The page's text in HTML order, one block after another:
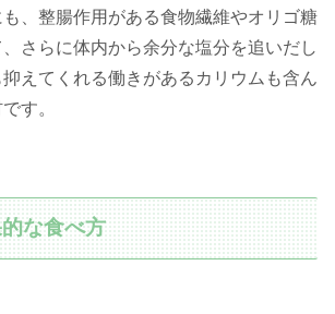
、整腸作用がある食物繊維やオリゴ糖
さらに体内から余分な塩分を追いだし
えてくれる働きがあるカリウムも含ん
す。
な食べ方